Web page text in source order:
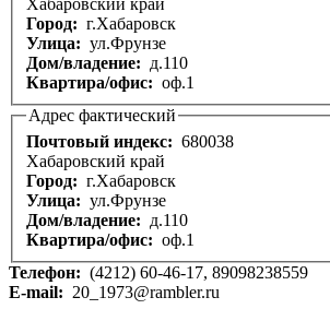
Хабаровский край
Город: г.Хабаровск
Улица: ул.Фрунзе
Дом/владение: д.110
Квартира/офис: оф.1
Адрес фактический
Почтовый индекс: 680038
Хабаровский край
Город: г.Хабаровск
Улица: ул.Фрунзе
Дом/владение: д.110
Квартира/офис: оф.1
Телефон: (4212) 60-46-17, 89098238559
E-mail: 20_1973@rambler.ru